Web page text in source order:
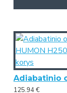
125.94 €